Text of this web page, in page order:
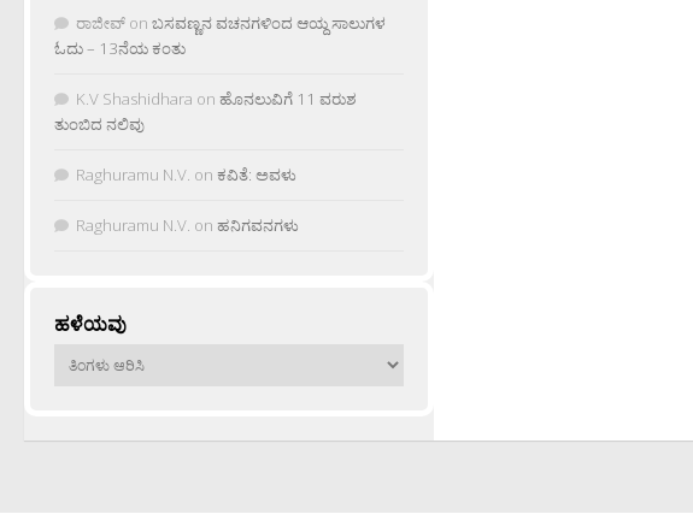
ರಾಜೀವ್ on ಬಸವಣ್ಣನ ವಚನಗಳಿಂದ ಆಯ್ದ ಸಾಲುಗಳ
ಓದು – 13ನೆಯ ಕಂತು
K.V Shashidhara on ಹೊನಲುವಿಗೆ 11 ವರುಶ
ತುಂಬಿದ ನಲಿವು
Raghuramu N.V. on ಕವಿತೆ: ಅವಳು
Raghuramu N.V. on ಹನಿಗವನಗಳು
ಹಳೆಯವು
ಹಳೆಯವು